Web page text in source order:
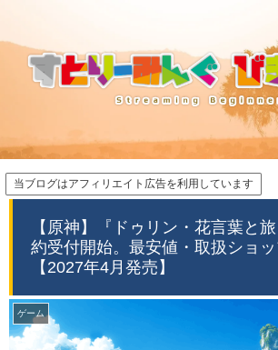
当ブログはアフィリエイト広告を利用しています
【原神】『ドゥリン・花言葉と
約受付開始。最安値・取扱ショ
【2027年4月発売】
ゲーム